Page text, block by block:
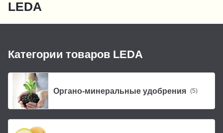
LEDA
Категории товаров LEDA
Органо-минеральные удобрения (5)